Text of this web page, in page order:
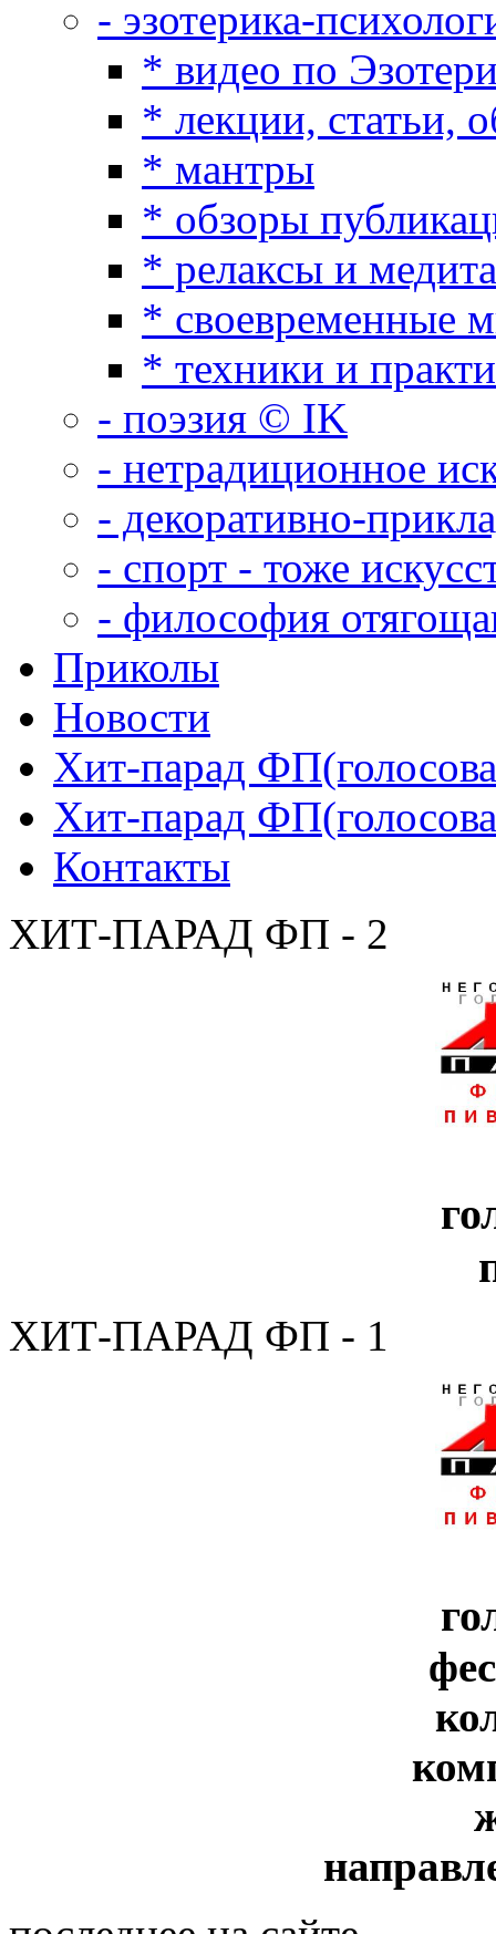
- эзотерика-
* видео по
* лекции, статьи,
* мантры
* обзоры
* релаксы и
* своевременные
* техники и
- поэзия © IK
- нетрадиционное
- декоративно-
- спорт - тоже
- философия
Приколы
Новости
Хит-парад
Хит-парад
Контакты
ХИТ-ПАРАД ФП - 2
ХИТ-ПАРАД ФП - 1